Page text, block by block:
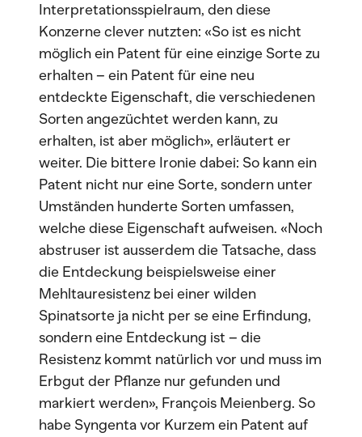
Interpretationsspielraum, den diese
Konzerne clever nutzten: «So ist es nicht
möglich ein Patent für eine einzige Sorte zu
erhalten – ein Patent für eine neu
entdeckte Eigenschaft, die verschiedenen
Sorten angezüchtet werden kann, zu
erhalten, ist aber möglich», erläutert er
weiter. Die bittere Ironie dabei: So kann ein
Patent nicht nur eine Sorte, sondern unter
Umständen hunderte Sorten umfassen,
welche diese Eigenschaft aufweisen. «Noch
abstruser ist ausserdem die Tatsache, dass
die Entdeckung beispielsweise einer
Mehltauresistenz bei einer wilden
Spinatsorte ja nicht per se eine Erfindung,
sondern eine Entdeckung ist – die
Resistenz kommt natürlich vor und muss im
Erbgut der Pflanze nur gefunden und
markiert werden», François Meienberg. So
habe Syngenta vor Kurzem ein Patent auf